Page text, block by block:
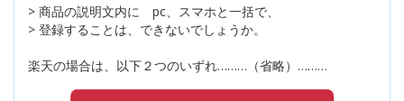
> 商品の説明文内に pc、スマホと一括で、
> 登録することは、できないでしょうか。
楽天の場合は、以下２つのいずれ………（省略）………